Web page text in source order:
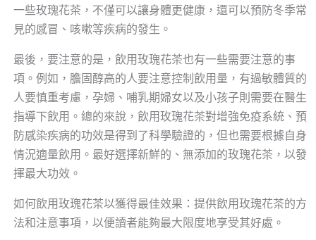
一些玫瑰花茶，不僅可以讓身體更健康，還可以預防冬季常
見的感冒、咳嗽等疾病的發生。
最後，要注意的是，飲用玫瑰花茶也有一些需要注意的事
項。例如，膽固醇高的人要注意控制飲用量，有過敏體質的
人要慎重考慮，孕婦、哺乳期婦女以及小孩子則需要在醫生
指導下飲用。總的來說，飲用玫瑰花茶對增強免疫系統、預
防感染疾病的功效是得到了科學驗證的，但也需要根據自身
情況適量飲用。最好選擇新鮮的、無添加的玫瑰花茶，以發
揮最大功效。
如何飲用玫瑰花茶以獲得最佳效果：提供飲用玫瑰花茶的方
法和注意事項，以便讀者能夠最大限度地享受其好處。